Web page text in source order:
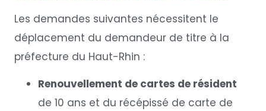
Les demandes suivantes nécessitent le
déplacement du demandeur de titre à la
préfecture du Haut-Rhin :
Renouvellement de cartes de résident
de 10 ans et du récépissé de carte de